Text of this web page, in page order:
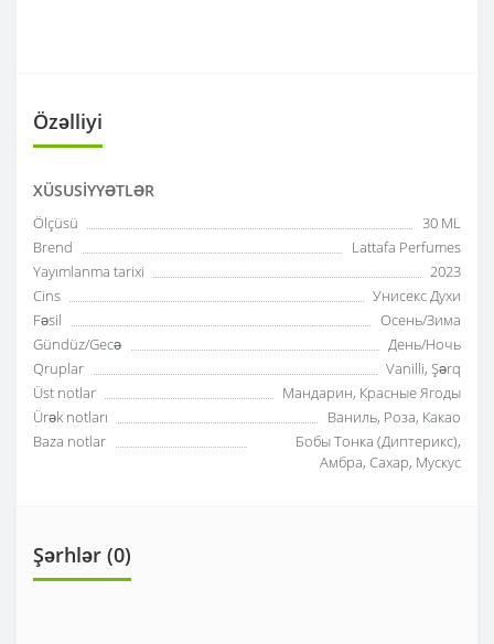
Özəlliyi
XÜSUSIYYƏTLƏR
Ölçüsü
30 ML
Brend
Lattafa Perfumes
Yayımlanma tarixi
2023
Cins
Унисекс Духи
Fəsil
Осень/Зима
Gündüz/Gecə
День/Ночь
Qruplar
Vanilli, Şərq
Üst notlar
Мандарин, Красные Ягоды
Ürək notları
Ваниль, Роза, Какао
Baza notlar
Бобы Тонка (Диптерикс),
Амбра, Сахар, Мускус
Şərhlər (0)